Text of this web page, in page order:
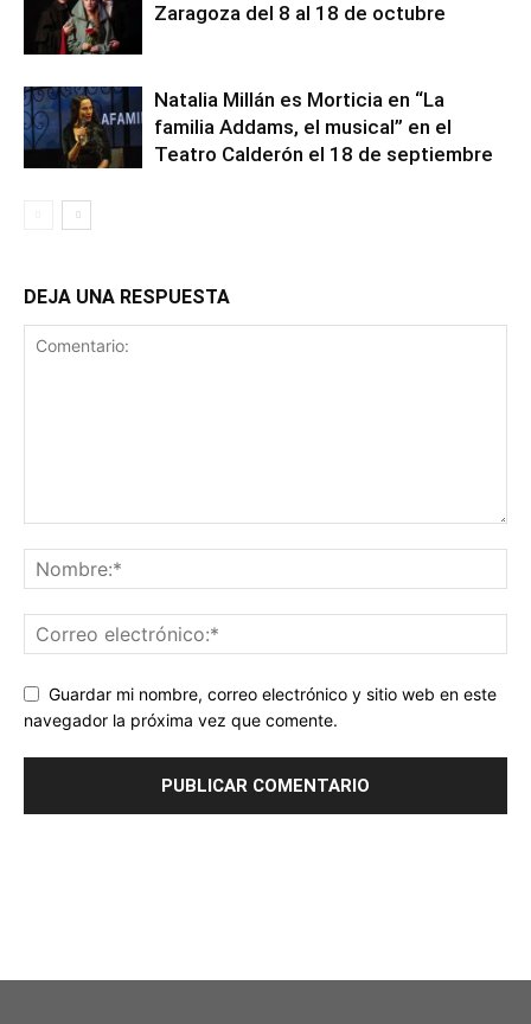
Zaragoza del 8 al 18 de octubre
Natalia Millán es Morticia en “La
familia Addams, el musical” en el
Teatro Calderón el 18 de septiembre
DEJA UNA RESPUESTA
Guardar mi nombre, correo electrónico y sitio web en este
navegador la próxima vez que comente.